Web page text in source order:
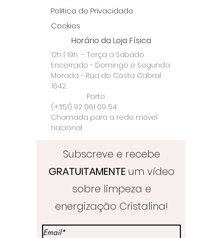
Politica de Privacidade
Cookies
Horário da Loja Física
12h | 19h - Terça a Sábado
Encerrado - Domingo e Segunda
Morada - Rua de Costa Cabral
1642.
Porto.
(+351) 92 061 09 54
Chamada para a rede móvel
nacional.
Subscreve e recebe
GRATUITAMENTE um vídeo
sobre limpeza e
energização Cristalina!